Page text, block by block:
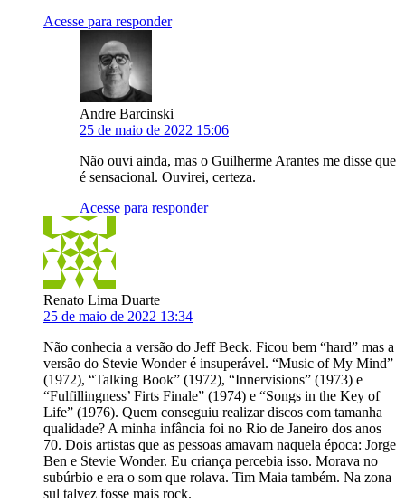
Acesse para responder
Andre Barcinski
25 de maio de 2022 15:06
Não ouvi ainda, mas o Guilherme Arantes me disse que
é sensacional. Ouvirei, certeza.
Acesse para responder
Renato Lima Duarte
25 de maio de 2022 13:34
Não conhecia a versão do Jeff Beck. Ficou bem “hard” mas a
versão do Stevie Wonder é insuperável. “Music of My Mind”
(1972), “Talking Book” (1972), “Innervisions” (1973) e
“Fulfillingness’ Firts Finale” (1974) e “Songs in the Key of
Life” (1976). Quem conseguiu realizar discos com tamanha
qualidade? A minha infância foi no Rio de Janeiro dos anos
70. Dois artistas que as pessoas amavam naquela época: Jorge
Ben e Stevie Wonder. Eu criança percebia isso. Morava no
subúrbio e era o som que rolava. Tim Maia também. Na zona
sul talvez fosse mais rock.